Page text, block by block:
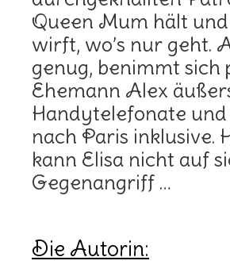
Queen Mum hält
wirft, wo’s nur geht.
genug, benimmt sich
Ehemann Alex
Handytelefonate
nach Paris inklusive.
kann Elisa nicht auf
Gegenangriff …
Die Autorin: